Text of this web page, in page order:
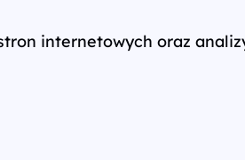
internetowych oraz